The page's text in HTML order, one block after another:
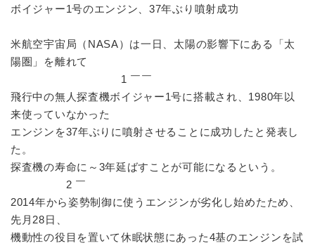
ボイジャー1号のエンジン、37年ぶり噴射成功
米航空宇宙局（NASA）は一日、太陽の影響下にある「太
陽圏」を離れて
1 ￣￣
飛行中の無人探査機ボイジャー1号に搭載され、1980年以
来使っていなかった
エンジンを37年ぶりに噴射させることに成功したと発表し
た。
探査機の寿命に～3年延ばすことが可能になるという。
2 ￣
2014年から姿勢制御に使うエンジンが劣化し始めたため、
先月28日、
機動性の役目を置いて休眠状態にあった4基のエンジンを試